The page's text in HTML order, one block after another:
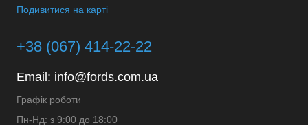
Подивитися на карті
+38 (067) 414-22-22
Email: info@fords.com.ua
Графік роботи
Пн-Нд: з 9:00 до 18:00